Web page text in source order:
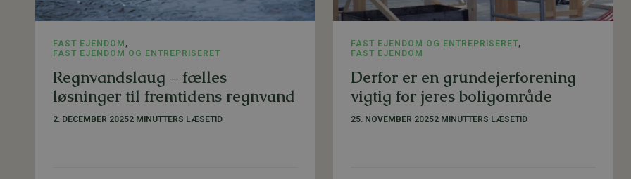
FAST EJENDOM ,
FAST EJENDOM OG ENTREPRISERET
Regnvandslaug – fælles
løsninger til fremtidens regnvand
2. DECEMBER 20252 MINUTTERS LÆSETID
FAST EJENDOM OG ENTREPRISERET,
FAST EJENDOM
Derfor er en grundejerforening
vigtig for jeres boligområde
25. NOVEMBER 20252 MINUTTERS LÆSETID